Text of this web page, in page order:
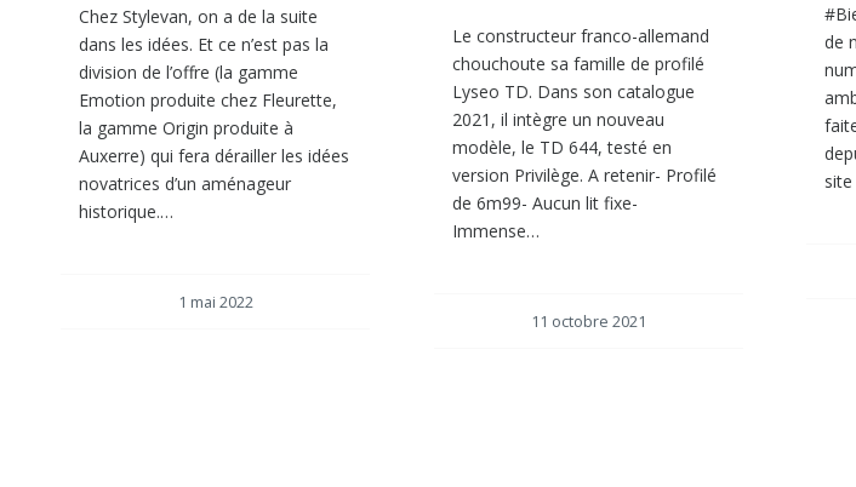
Chez Stylevan, on a de la suite
dans les idées. Et ce n’est pas la
division de l’offre (la gamme
Emotion produite chez Fleurette,
la gamme Origin produite à
Auxerre) qui fera dérailler les idées
novatrices d’un aménageur
historique.…
1 mai 2022
Le constructeur franco-allemand
chouchoute sa famille de profilé
Lyseo TD. Dans son catalogue
2021, il intègre un nouveau
modèle, le TD 644, testé en
version Privilège. A retenir- Profilé
de 6m99- Aucun lit fixe-
Immense…
11 octobre 2021
de